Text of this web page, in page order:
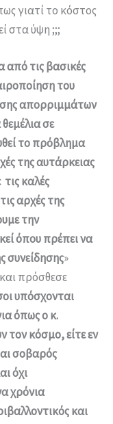
γιατί το κόστος
στα ύψη ;;;
από τις βασικές
του
απορριμμάτων
σε
το πρόβλημα
της αυτάρκειας
καλές
αρχές της
την
όπου πρέπει να
συνείδησης»
πρόσθεσε
υπόσχονται
όπως ο κ.
κόσμο, είτε εν
σοβαρός
όχι
χρόνια
και